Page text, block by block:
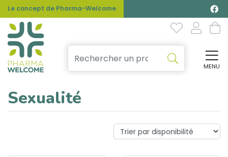
Le concept de Pharma-Welcome
MENU
Sexualité